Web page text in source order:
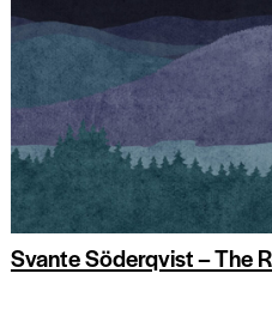
Svante Söderqvist – The